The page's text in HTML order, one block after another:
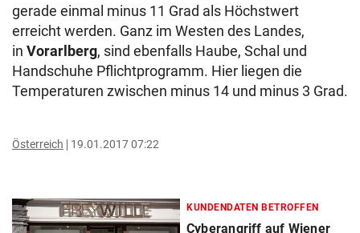
gerade einmal minus 11 Grad als Höchstwert
erreicht werden. Ganz im Westen des Landes,
in Vorarlberg, sind ebenfalls Haube, Schal und
Handschuhe Pflichtprogramm. Hier liegen die
Temperaturen zwischen minus 14 und minus 3 Grad.
Österreich 19.01.2017 07:22
KUNDENDATEN BETROFFEN
Cyberangriff auf Wiener